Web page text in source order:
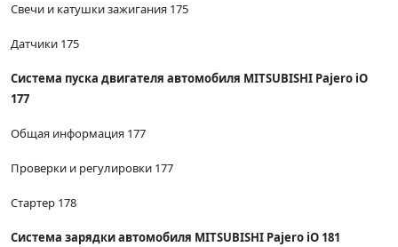
Свечи и катушки зажигания 175
Датчики 175
Система пуска двигателя автомобиля MITSUBISHI Pajero iO
177
Общая информация 177
Проверки и регулировки 177
Стартер 178
Система зарядки автомобиля MITSUBISHI Pajero iO 181